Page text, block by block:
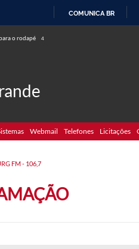
COMUNICA BR
o rodapé 4
Webmail Telefones Licitações
FM - 106,7